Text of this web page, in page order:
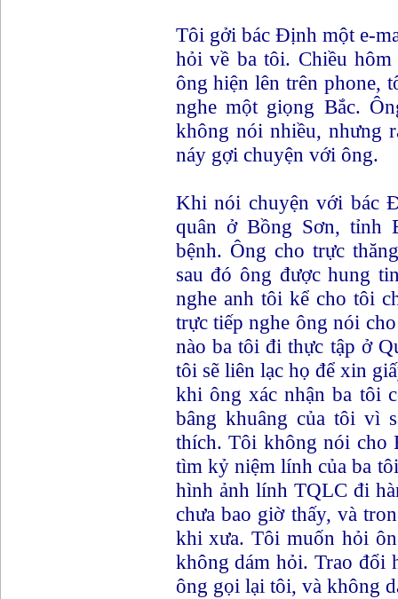
Tôi gởi bác Định một e-
hỏi về ba tôi. Chiều
ông hiện lên trên phone,
nghe một giọng Bắc.
không nói nhiều, nhưng
náy gợi chuyện với ông.
Khi nói chuyện với bác
quân ở Bồng Sơn,
bệnh. Ông cho trực
sau đó ông được hung
nghe anh tôi kể cho tôi
trực tiếp nghe ông nói
nào ba tôi đi thực tập ở
tôi sẽ liên lạc họ để xin
khi ông xác nhận ba tôi
bâng khuâng của tôi vì
thích. Tôi không nói cho
tìm kỷ niệm lính của ba
hình ảnh lính TQLC đi
chưa bao giờ thấy, và
khi xưa. Tôi muốn hỏi
không dám hỏi. Trao đổi
ông gọi lại tôi, và không